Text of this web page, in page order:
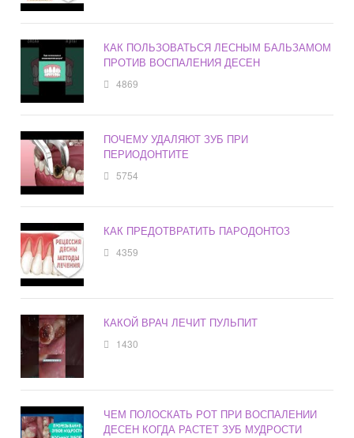
КАК ПОЛЬЗОВАТЬСЯ ЛЕСНЫМ БАЛЬЗАМОМ
ПРОТИВ ВОСПАЛЕНИЯ ДЕСЕН
4869
ПОЧЕМУ УДАЛЯЮТ ЗУБ ПРИ
ПЕРИОДОНТИТЕ
5754
КАК ПРЕДОТВРАТИТЬ ПАРОДОНТОЗ
4359
КАКОЙ ВРАЧ ЛЕЧИТ ПУЛЬПИТ
1430
ЧЕМ ПОЛОСКАТЬ РОТ ПРИ ВОСПАЛЕНИИ
ДЕСЕН КОГДА РАСТЕТ ЗУБ МУДРОСТИ